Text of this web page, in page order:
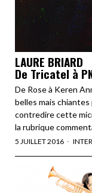
LAURE BRIARD
De Tricatel à
De Rose à Keren
belles mais
contredire cette
la rubrique
5 JUILLET 2016